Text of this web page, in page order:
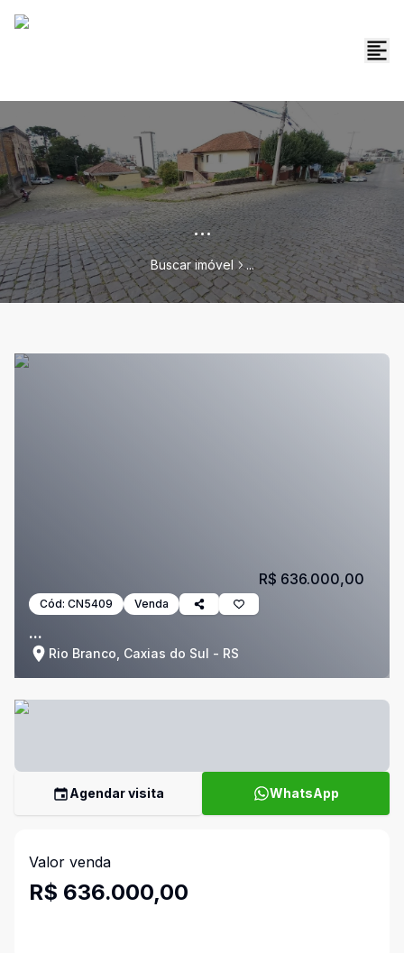
...
Buscar imóvel ...
Cód: CN5409 Venda
...
Rio Branco, Caxias do Sul - RS
R$ 636.000,00
Agendar visita WhatsApp
Valor venda
R$ 636.000,00